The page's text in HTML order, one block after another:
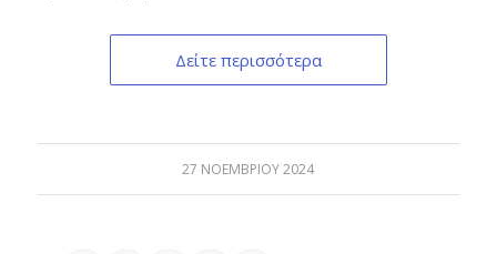
Δείτε περισσότερα
27 ΝΟΕΜΒΡΊΟΥ 2024